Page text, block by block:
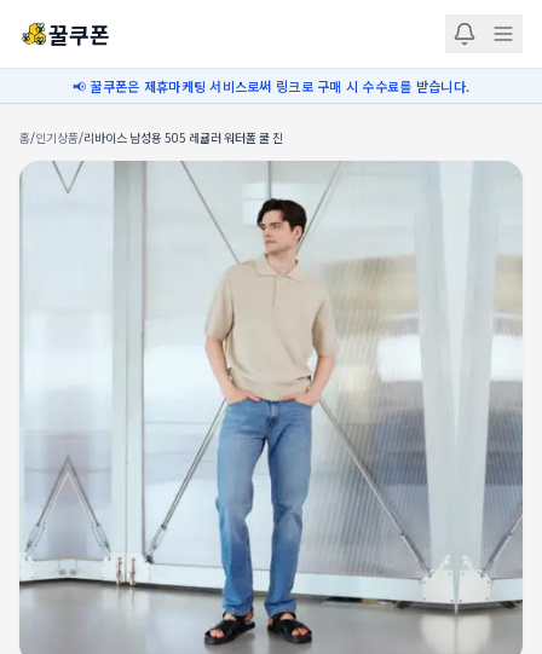
꿀쿠폰
📢 꿀쿠폰은 제휴마케팅 서비스로써 링크로 구매 시 수수료를 받습니다.
홈/인기상품/리바이스 남성용 505 레귤러 워터폴 쿨 진